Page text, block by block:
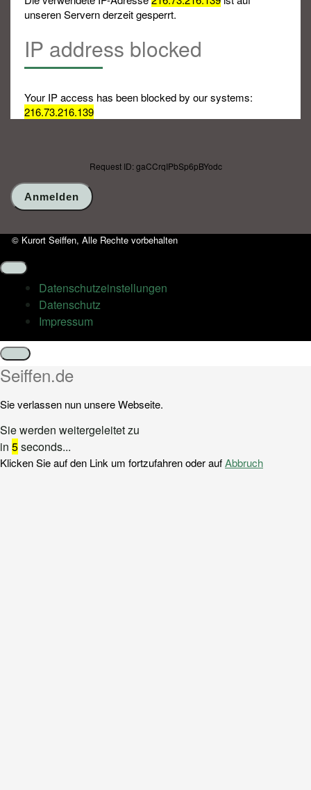
unseren Servern derzeit gesperrt.
IP address blocked
Your IP access has been blocked by our systems:
216.73.216.139
Request ID: gaCCrqIPbSp6pBYodc
© Kurort Seiffen, Alle Rechte vorbehalten
Datenschutz­einstellungen
Datenschutz
Impressum
Schließen
Seiffen.de
Sie verlassen nun unsere Webseite.
Sie werden weitergeleitet zu
in 5seconds...
Klicken Sie auf den Link um fortzufahren oder aufAbbruch